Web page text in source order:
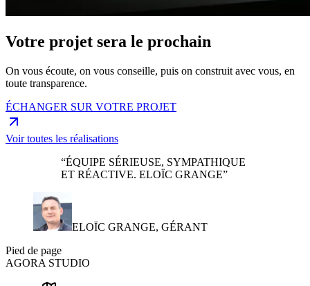
Votre projet sera le prochain
On vous écoute, on vous conseille, puis on construit avec vous, en
toute transparence.
ÉCHANGER SUR VOTRE PROJET
Voir toutes les réalisations
“ÉQUIPE SÉRIEUSE, SYMPATHIQUE
ET RÉACTIVE. ELOÏC GRANGE”
ELOÏC GRANGE, GÉRANT
Pied de page
AGORA STUDIO